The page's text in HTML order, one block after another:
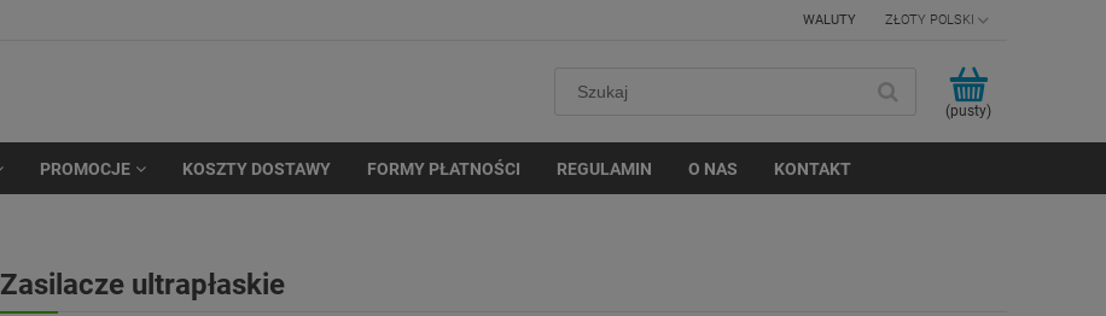
WALUTY
(pusty)
PROMOCJE KOSZTY DOSTAWY FORMY PŁATNOŚCI REGULAMIN O NAS KONTAKT
Zasilacze ultrapłaskie